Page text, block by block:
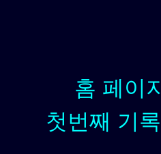
홈 페이지
첫번째 기록